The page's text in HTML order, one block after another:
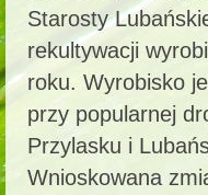
Starosty
rekultywacji
roku. Wyrobisko
przy popularnej
Przylasku i
Wnioskowana